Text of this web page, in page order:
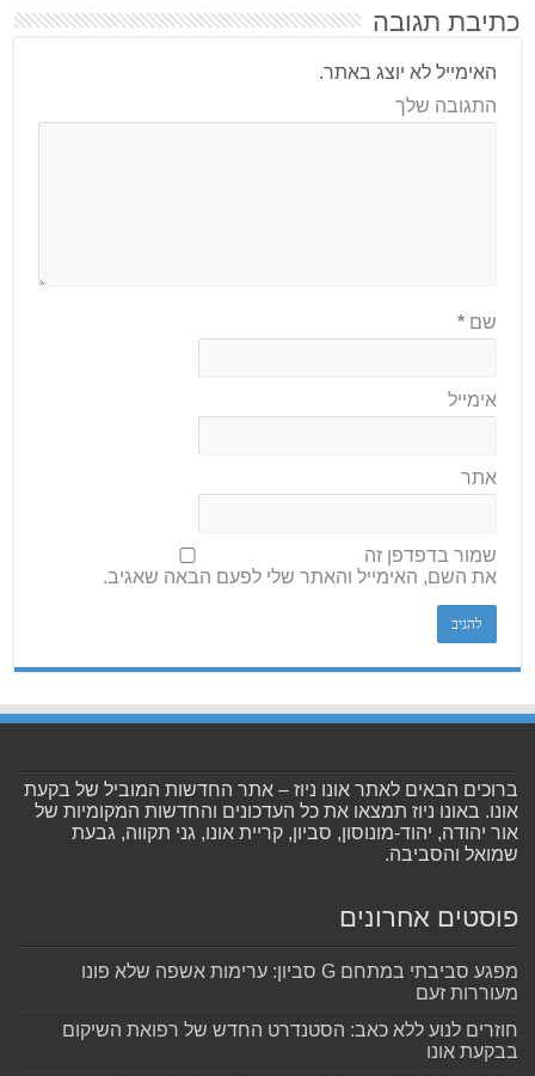
כתיבת תגובה
האימייל לא יוצג באתר.
התגובה שלך
שם*
אימייל
אתר
שמור בדפדפן זה
את השם, האימייל והאתר שלי לפעם הבאה שאגיב.
ברוכים הבאים לאתר אונו ניוז – אתר החדשות המוביל של בקעת
אונו. באונו ניוז תמצאו את כל העדכונים והחדשות המקומיות של
אור יהודה, יהוד-מונוסון, סביון, קריית אונו, גני תקווה, גבעת
שמואל והסביבה.
פוסטים אחרונים
מפגע סביבתי במתחם G סביון: ערימות אשפה שלא פונו
מעוררות זעם
חוזרים לנוע ללא כאב: הסטנדרט החדש של רפואת השיקום
בבקעת אונו